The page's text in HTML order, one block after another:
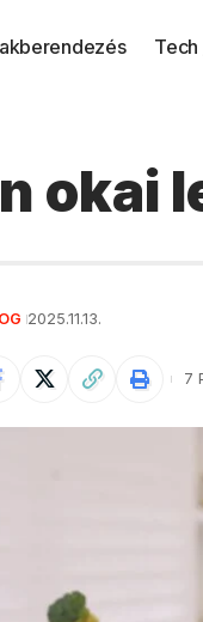
Tech
okai
2025.11.13.
7